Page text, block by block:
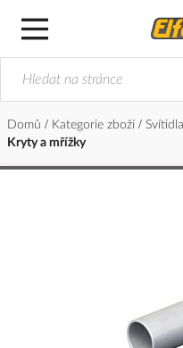
Domů Kategorie zboží Svítidla
Kryty a mřížky